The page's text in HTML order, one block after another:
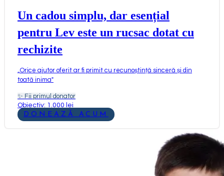
Un cadou simplu, dar esențial
pentru Lev este un rucsac dotat cu
rechizite
Orice ajutor oferit ar fi primit cu recunoștință sinceră și din
toată inima"
✨ Fii primul donator
Obiectiv: 1.000 lei
DONEAZĂ ACUM